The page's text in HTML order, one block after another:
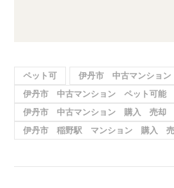
ペット可
伊丹市 中古マンション
伊丹市 中古マンション ペット可能
伊丹市 中古マンション 購入 売却
伊丹市 稲野駅 マンション 購入